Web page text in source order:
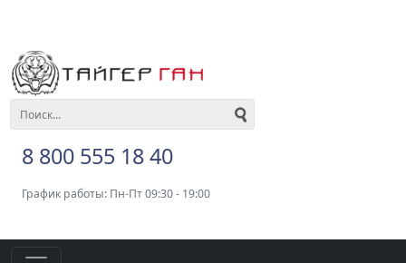
8 800 555 18 40
График работы: Пн-Пт 09:30 - 19:00